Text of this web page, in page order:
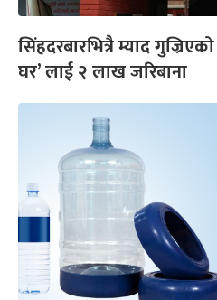
सिंहदरबारभित्रै म्याद
घर’ लाई २ लाख जरिबाना